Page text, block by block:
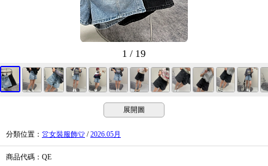
1 / 19
展開圖
分類位置 ： 👚女裝服飾👕 /2026.05月
商品代碼 ：QE